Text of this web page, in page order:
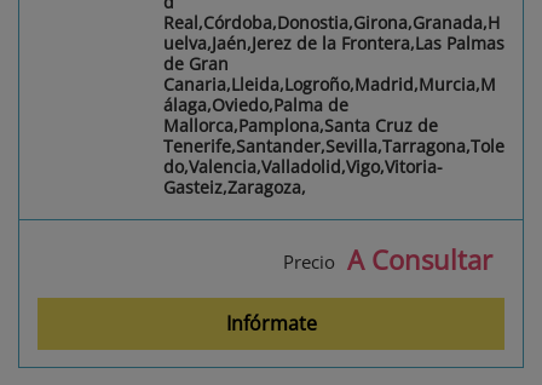
Real,Córdoba,Donostia,Girona,Granada,H
uelva,Jaén,Jerez de la Frontera,Las Palmas
de Gran
Canaria,Lleida,Logroño,Madrid,Murcia,M
álaga,Oviedo,Palma de
Mallorca,Pamplona,Santa Cruz de
Tenerife,Santander,Sevilla,Tarragona,Tole
do,Valencia,Valladolid,Vigo,Vitoria-
Gasteiz,Zaragoza,
Precio A Consultar
Infórmate